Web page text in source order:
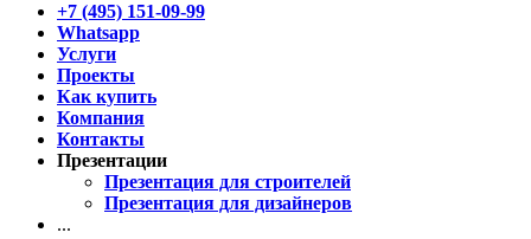
+7 (495) 151-09-99
Whatsapp
Услуги
Проекты
Как купить
Компания
Контакты
Презентации
Презентация для строителей
Презентация для дизайнеров
...